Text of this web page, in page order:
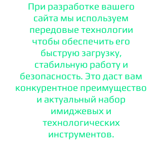
При разработке вашего
сайта мы используем
передовые технологии
чтобы обеспечить его
быструю загрузку,
стабильную работу и
безопасность. Это даст вам
конкурентное преимущество
и актуальный набор
имиджевых и
технологических
инструментов.